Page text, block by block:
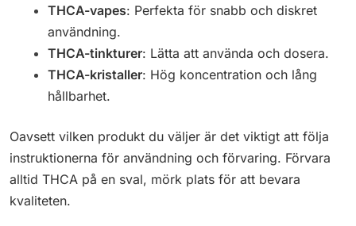
THCA-vapes: Perfekta för snabb och diskret
användning.
THCA-tinkturer: Lätta att använda och dosera.
THCA-kristaller: Hög koncentration och lång
hållbarhet.
Oavsett vilken produkt du väljer är det viktigt att följa
instruktionerna för användning och förvaring. Förvara
alltid THCA på en sval, mörk plats för att bevara
kvaliteten.